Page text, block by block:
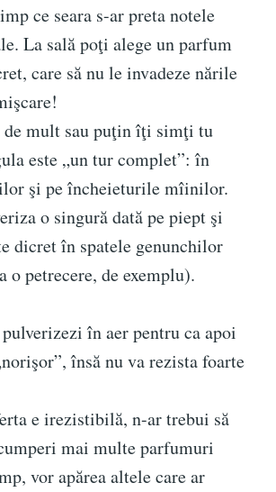
ce seara s-ar preta notele
La sală poţi alege un parfum
care să nu le invadeze nările
mult sau puţin îţi simţi tu
este „un tur complet”: în
şi pe încheieturile mîinilor.
o singură dată pe piept şi
dicret în spatele genunchilor
o petrecere, de exemplu).
în aer pentru ca apoi
însă nu va rezista foarte
e irezistibilă, n-ar trebui să
mai multe parfumuri
vor apărea altele care ar